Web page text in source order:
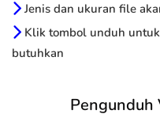
Jenis dan ukuran file
Klik tombol unduh
butuhkan
Pengunduh